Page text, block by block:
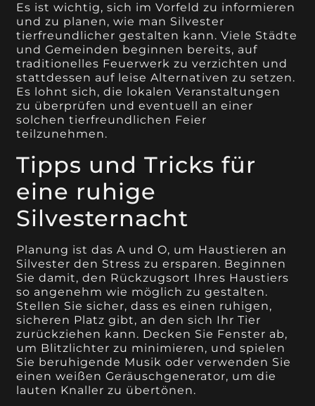
Es ist wichtig, sich im Vorfeld zu informieren
und zu planen, wie man Silvester
tierfreundlicher gestalten kann. Viele Städte
und Gemeinden beginnen bereits, auf
traditionelles Feuerwerk zu verzichten und
stattdessen auf leise Alternativen zu setzen.
Es lohnt sich, die lokalen Veranstaltungen
zu überprüfen und eventuell an einer
solchen tierfreundlichen Feier
teilzunehmen.
Tipps und Tricks für
eine ruhige
Silvesternacht
Planung ist das A und O, um Haustieren an
Silvester den Stress zu ersparen. Beginnen
Sie damit, den Rückzugsort Ihres Haustiers
so angenehm wie möglich zu gestalten.
Stellen Sie sicher, dass es einen ruhigen,
sicheren Platz gibt, an den sich Ihr Tier
zurückziehen kann. Decken Sie Fenster ab,
um Blitzlichter zu minimieren, und spielen
Sie beruhigende Musik oder verwenden Sie
einen weißen Geräuschgenerator, um die
lauten Knaller zu übertönen.